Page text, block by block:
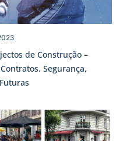
de Construção –
Segurança,